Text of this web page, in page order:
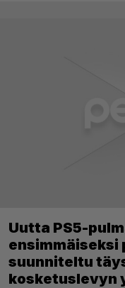
Uutta PS5-
ensimmäiseksi
suunniteltu
kosketuslevyn